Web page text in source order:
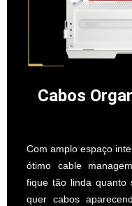
Cabos
Com amplo espaço
ótimo cable
fique tão linda quanto
quer cabos